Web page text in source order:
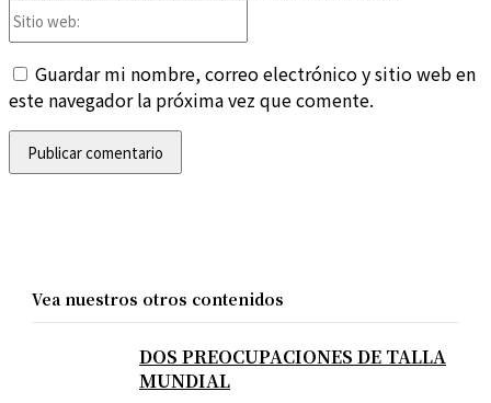
Guardar mi nombre, correo electrónico y sitio web en
este navegador la próxima vez que comente.
Vea nuestros otros contenidos
DOS PREOCUPACIONES DE TALLA
MUNDIAL